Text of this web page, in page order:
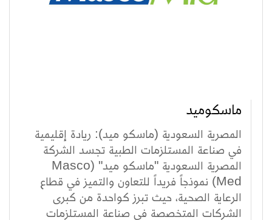
ماسكوميد
المصرية السعودية (ماسكو ميد): ريادة إقليمية
في صناعة المستلزمات الطبية تجسد الشركة
المصرية السعودية "ماسكو ميد" (Masco
Med) نموذجاً فريداً للتعاون والتميز في قطاع
الرعاية الصحية، حيث تبرز كواحدة من كبرى
الشركات المتخصصة في صناعة المستلزمات